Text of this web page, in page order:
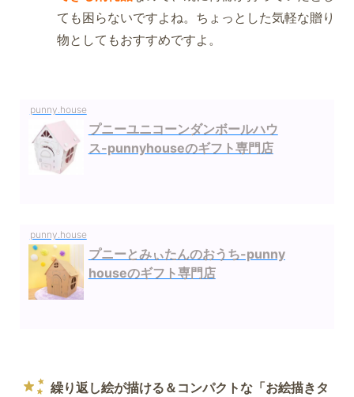
ても困らないですよね。ちょっとした気軽な贈り
物としてもおすすめですよ。
punny.house
プニーユニコーンダンボールハウ
ス-punnyhouseのギフト専門店
punny.house
プニーとみぃたんのおうち-punny
houseのギフト専門店
繰り返し絵が描ける＆コンパクトな「お絵描きタ